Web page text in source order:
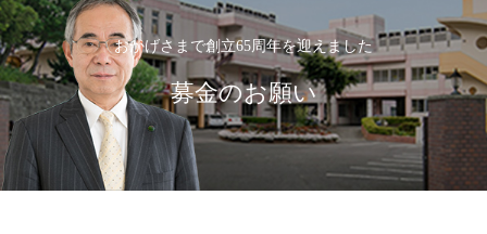
おかげさまで創立65周年を迎えました
募金のお願い